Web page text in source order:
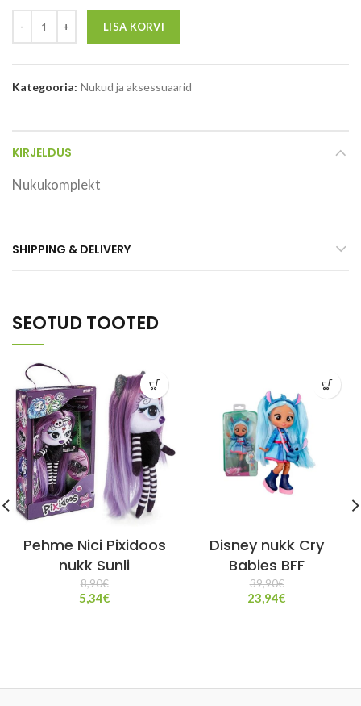
LISA KORVI
Kategooria: Nukud ja aksessuaarid
KIRJELDUS
Nukukomplekt
SHIPPING & DELIVERY
SEOTUD TOOTED
Pehme Nici Pixidoos
nukk Sunli
8,90€
5,34€
Disney nukk Cry
Babies BFF
39,90€
23,94€